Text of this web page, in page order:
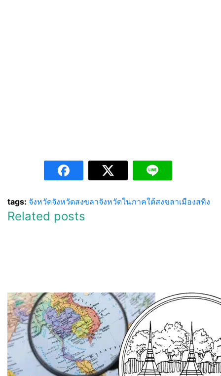
tags: จังหวัดจังหวัดสงขลาจังหวัดในภาคใต้สงขลาเมืองสทิง
Related posts